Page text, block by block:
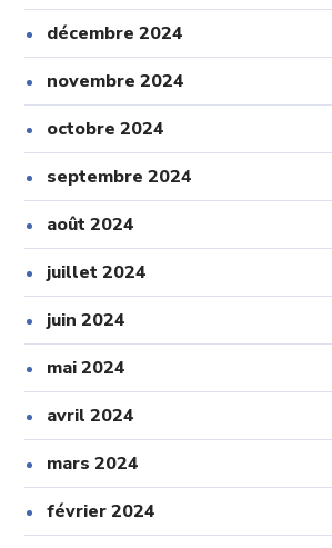
décembre 2024
novembre 2024
octobre 2024
septembre 2024
août 2024
juillet 2024
juin 2024
mai 2024
avril 2024
mars 2024
février 2024